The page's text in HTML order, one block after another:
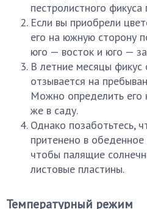
пестролистного фикуса
Если вы приобрели
его на южную сторону
юго — восток и юго —
В летние месяцы фикус
отзывается на
Можно определить его
же в саду.
Однако позаботьтесь,
притенено в
чтобы палящие
листовые пластины.
Температурный режим